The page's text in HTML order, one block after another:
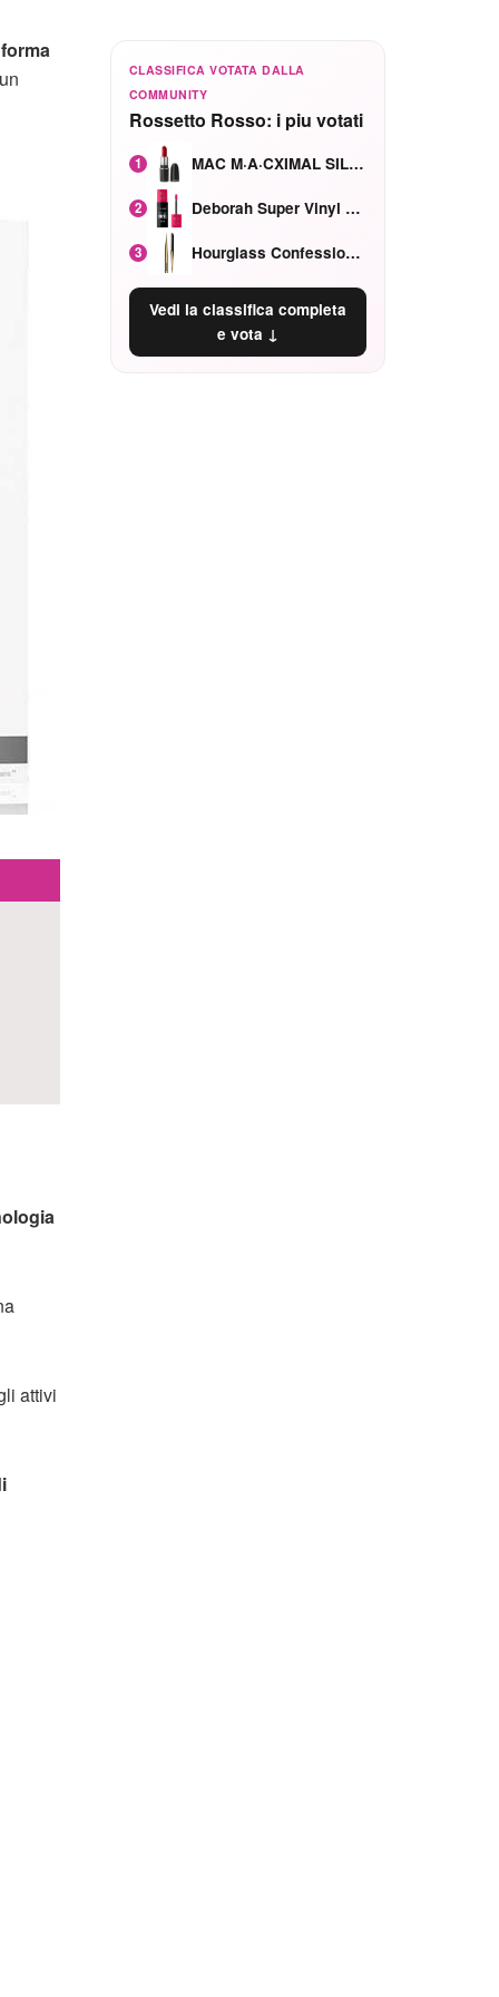
attivi
CLASSIFICA VOTATA DALLA
COMMUNITY
Rossetto Rosso: i piu votati
1 MAC M·A·CXIMAL SILKY MATTE Red Rock mat
2 Deborah Super Vinyl Shake Rosa Ciliegia
3 Hourglass Confession Ricaricabile Ultra Preciso Ad Alta Intensità Secretly Classic Red
Vedi la classifica completa
e vota ↓